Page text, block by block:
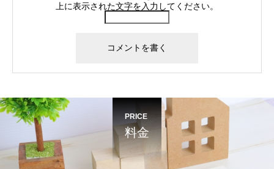
上に表示された文字を入力してください。
PRICE
料金